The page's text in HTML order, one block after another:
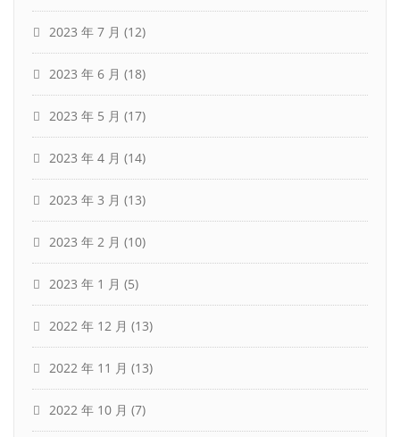
2023 年 7 月 (12)
2023 年 6 月 (18)
2023 年 5 月 (17)
2023 年 4 月 (14)
2023 年 3 月 (13)
2023 年 2 月 (10)
2023 年 1 月 (5)
2022 年 12 月 (13)
2022 年 11 月 (13)
2022 年 10 月 (7)